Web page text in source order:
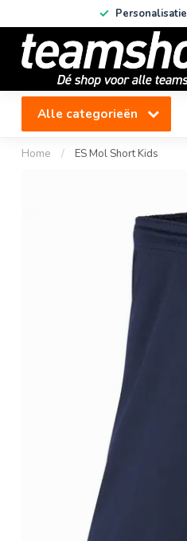
Personalisatie
Alle categorieën
Home / ES Mol Short Kids